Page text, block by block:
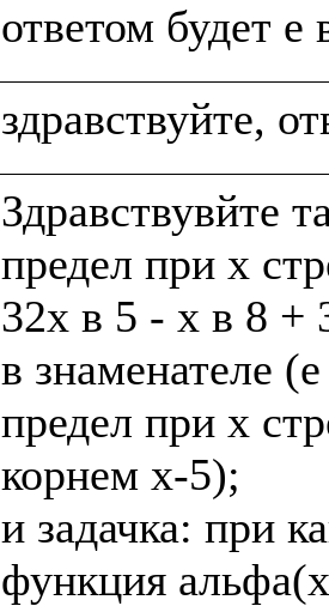
Здравствувйте
предел при х
32х в 5 - х в 8 +
в знаменателе
предел при х
корнем х-5);
и задачка: при
функция